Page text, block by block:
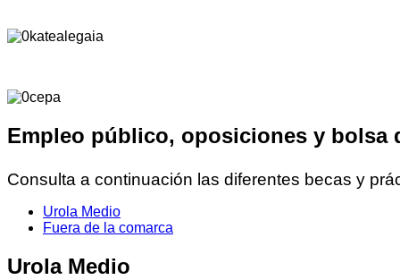
Empleo público, oposiciones y bolsa
Consulta a continuación las diferentes becas y
Urola Medio
Fuera de la comarca
Urola Medio